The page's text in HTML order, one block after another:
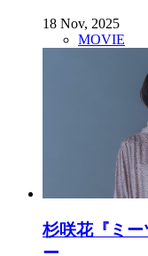
18 Nov, 2025
MOVIE
杉咲花『ミ